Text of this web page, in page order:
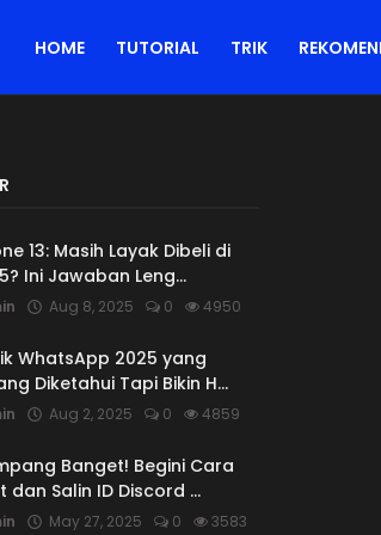
HOME TUTORIAL TRIK
13: Masih Layak Dibeli di
Ini Jawaban Leng...
Aug 8, 2025 0 4950
WhatsApp 2025 yang
Diketahui Tapi Bikin H...
Aug 2, 2025 0 4859
Banget! Begini Cara
dan Salin ID Discord ...
May 27, 2025 0 3583